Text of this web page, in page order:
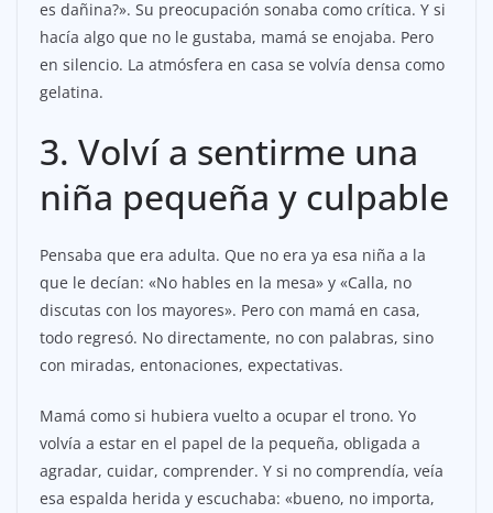
es dañina?». Su preocupación sonaba como crítica. Y si
hacía algo que no le gustaba, mamá se enojaba. Pero
en silencio. La atmósfera en casa se volvía densa como
gelatina.
3. Volví a sentirme una
niña pequeña y culpable
Pensaba que era adulta. Que no era ya esa niña a la
que le decían: «No hables en la mesa» y «Calla, no
discutas con los mayores». Pero con mamá en casa,
todo regresó. No directamente, no con palabras, sino
con miradas, entonaciones, expectativas.
Mamá como si hubiera vuelto a ocupar el trono. Yo
volvía a estar en el papel de la pequeña, obligada a
agradar, cuidar, comprender. Y si no comprendía, veía
esa espalda herida y escuchaba: «bueno, no importa,